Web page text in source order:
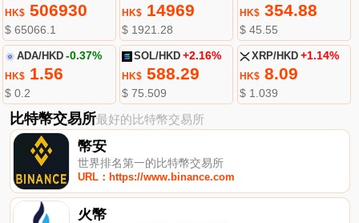
HK$506930
$ 65066.1
HK$ 14969
$ 1921.28
HK$354.88
$ 45.55
ADA/HKD -0.37%
HK$1.56
$ 0.2
SOL/HKD +2.16%
HK$ 588.29
$ 75.509
XRP/HKD +1.14%
HK$8.09
$ 1.039
比特幣交易所最好的比特幣交易所
幣安
世界排名第一的比特幣交易所
URL：https://www.binance.com
火幣